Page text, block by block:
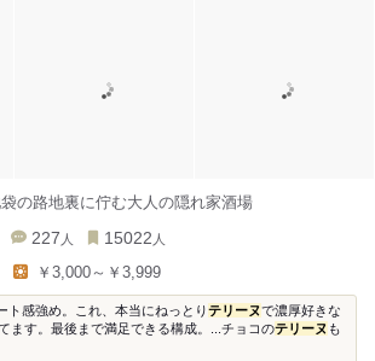
袋の路地裏に佇む大人の隠れ家酒場
227 人 15022 人
￥3,000～￥3,999
ト感強め。これ、本当にねっとりテリーヌで濃厚好きな
ます。最後まで満足できる構成。...チョコのテリーヌ も